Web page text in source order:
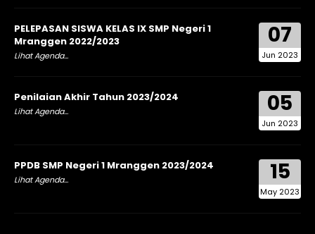
07
Jun 2023
PELEPASAN SISWA KELAS IX SMP Negeri 1
Mranggen 2022/2023
Lihat Agenda...
05
Jun 2023
Penilaian Akhir Tahun 2023/2024
Lihat Agenda...
15
May 2023
PPDB SMP Negeri 1 Mranggen 2023/2024
Lihat Agenda...